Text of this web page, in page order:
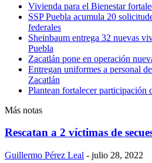
Vivienda para el Bienestar
SSP Puebla acumula 20
federales
Sheinbaum entrega 32 nuevas
Puebla
Zacatlán pone en operación
Entregan uniformes a personal
Zacatlán
Plantean fortalecer participación
Más notas
Rescatan a 2 víctimas de
Guillermo Pérez Leal - julio 28, 2022